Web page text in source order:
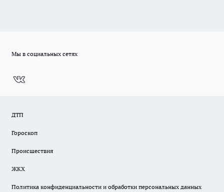
Мы в социальных сетях
ДТП
Гороскоп
Происшествия
ЖКХ
Политика конфиденциальности и обработки персональных данных